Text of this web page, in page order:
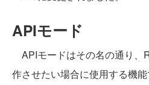
APIモード
APIモードはその名の通り、
作させたい場合に使用する機